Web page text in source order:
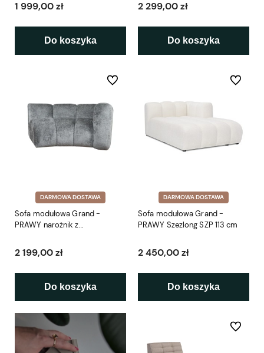
1 999,00 zł
Do koszyka
2 299,00 zł
Do koszyka
DARMOWA DOSTAWA
Sofa modułowa Grand -
PRAWY narożnik z
2 199,00 zł
Do koszyka
Do ulubionych
DARMOWA DOSTAWA
Sofa modułowa Grand -
PRAWY Szezlong SZP 113 cm
2 450,00 zł
Do koszyka
Do
Do